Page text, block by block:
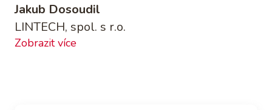
Jakub Dosoudil
LINTECH, spol. s r.o.
Zobrazit více